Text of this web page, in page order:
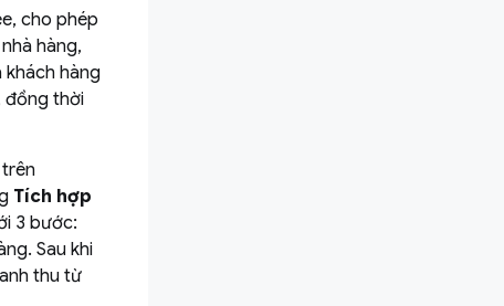
cho phép
hàng,
khách hàng
đồng thời
Tích hợp
3 bước:
Sau khi
thu từ